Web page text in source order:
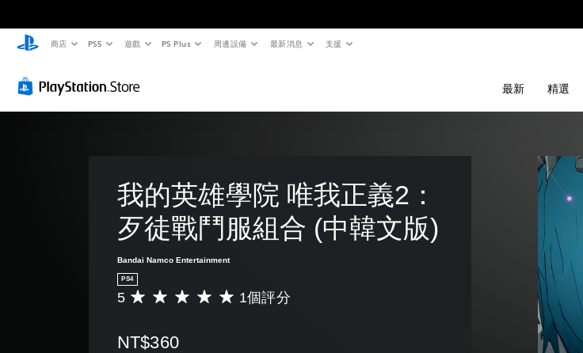
商店 PS5 遊戲 PS Plus 周邊設備 最新消息 支援
最新 精選
我的英雄學院 唯我正義2：
歹徒戰鬥服組合 (中韓文版)
Bandai Namco Entertainment
PS4
平
分
5 1個評分
NT$360